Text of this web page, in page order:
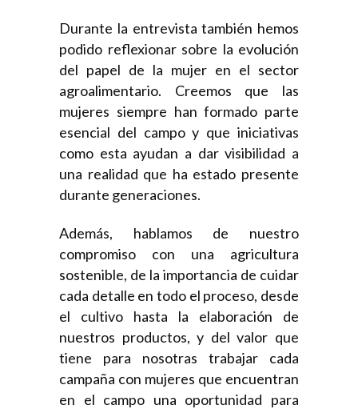
Durante la entrevista también hemos
podido reflexionar sobre la evolución
del papel de la mujer en el sector
agroalimentario. Creemos que las
mujeres siempre han formado parte
esencial del campo y que iniciativas
como esta ayudan a dar visibilidad a
una realidad que ha estado presente
durante generaciones.
Además, hablamos de nuestro
compromiso con una agricultura
sostenible, de la importancia de cuidar
cada detalle en todo el proceso, desde
el cultivo hasta la elaboración de
nuestros productos, y del valor que
tiene para nosotras trabajar cada
campaña con mujeres que encuentran
en el campo una oportunidad para